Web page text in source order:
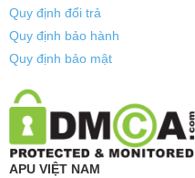
Quy định đổi trả
Quy định bảo hành
Quy định bảo mật
APU VIỆT NAM